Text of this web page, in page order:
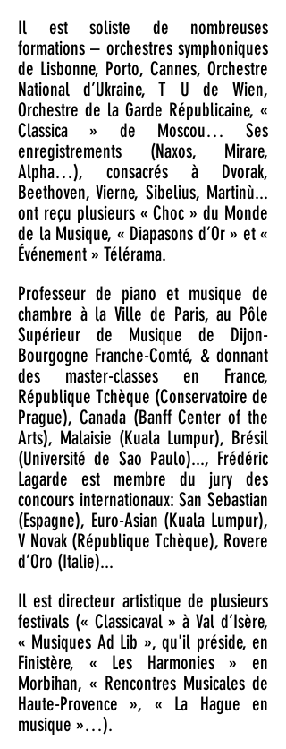
Il est soliste de nombreuses
formations – orchestres symphoniques
de Lisbonne, Porto, Cannes, Orchestre
National d’Ukraine, T U de Wien,
Orchestre de la Garde Républicaine, «
Classica » de Moscou… Ses
enregistrements (Naxos, Mirare,
Alpha…), consacrés à Dvorak,
Beethoven, Vierne, Sibelius, Martinù...
ont reçu plusieurs « Choc » du Monde
de la Musique, « Diapasons d’Or » et «
Événement » Télérama.
Professeur de piano et musique de
chambre à la Ville de Paris, au Pôle
Supérieur de Musique de Dijon-
Bourgogne Franche-Comté, & donnant
des master-classes en France,
République Tchèque (Conservatoire de
Prague), Canada (Banff Center of the
Arts), Malaisie (Kuala Lumpur), Brésil
(Université de Sao Paulo)..., Frédéric
Lagarde est membre du jury des
concours internationaux: San Sebastian
(Espagne), Euro-Asian (Kuala Lumpur),
V Novak (République Tchèque), Rovere
d’Oro (Italie)...
Il est directeur artistique de plusieurs
festivals (« Classicaval » à Val d’Isère,
« Musiques Ad Lib », qu'il préside, en
Finistère, « Les Harmonies » en
Morbihan, « Rencontres Musicales de
Haute-Provence », « La Hague en
musique »…).